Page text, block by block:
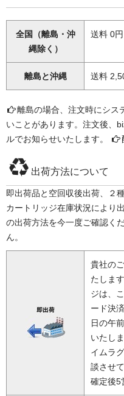
全国（離島・沖
縄除く）
送料 0円
離島と沖縄 送料
離島の場合、注文時にシス
いことがあります。注文後、
ルでお知らせいたします。
出荷方法について
即出荷品と空回収後出荷、２
カートリッジ在庫状況により
の出荷方法を今一度ご確認く
ん。
貴社の
たしま
ジは、
ード決
日の午
いたし
イムラ
談させ
確定後5